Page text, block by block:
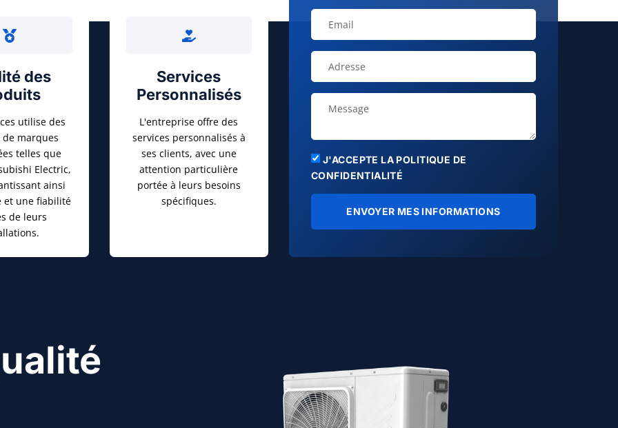
des
utilise des
marques
telles que
Electric,
ainsi
et une fiabilité
de leurs
Services
Personnalisés
L'entreprise offre des
services personnalisés à
ses clients, avec une
attention particulière
portée à leurs besoins
spécifiques.
J'ACCEPTE LA POLITIQUE DE
CONFIDENTIALITÉ
ENVOYER MES INFORMATIONS